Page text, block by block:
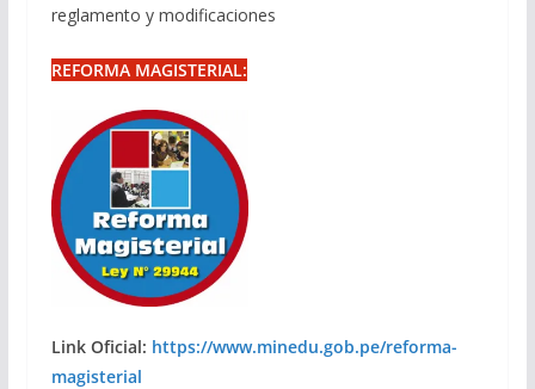
reglamento y modificaciones
REFORMA MAGISTERIAL:
Link Oficial: https://www.minedu.gob.pe/reforma-
magisterial